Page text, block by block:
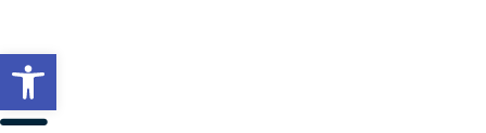
Open toolbar